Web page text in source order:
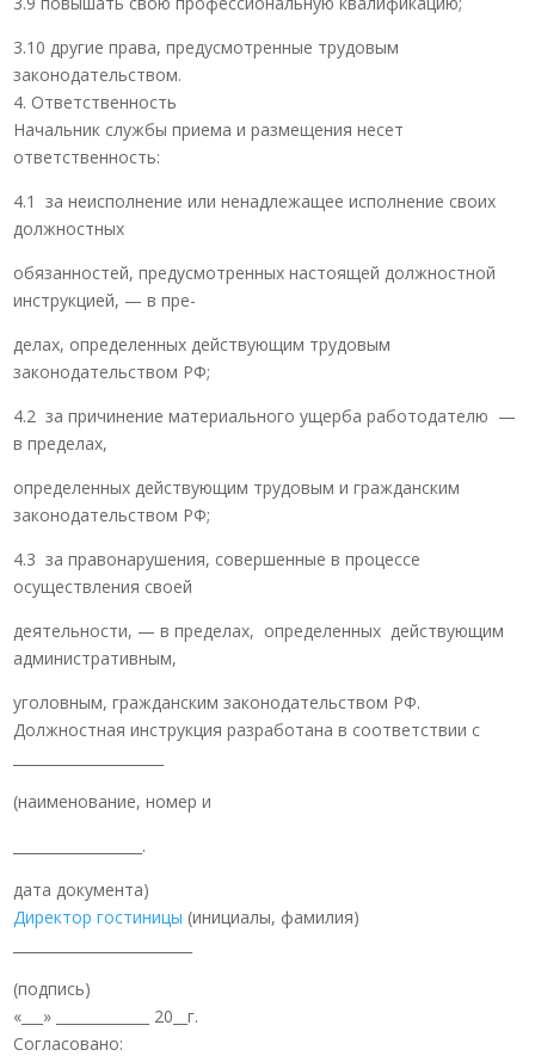
3.10 другие права, предусмотренные трудовым
законодательством.
4. Ответственность
Начальник службы приема и размещения несет
ответственность:
4.1 за неисполнение или ненадлежащее исполнение своих
должностных
обязанностей, предусмотренных настоящей должностной
инструкцией, — в пре-
делах, определенных действующим трудовым
законодательством РФ;
4.2 за причинение материального ущерба работодателю —
в пределах,
определенных действующим трудовым и гражданским
законодательством РФ;
4.3 за правонарушения, совершенные в процессе
осуществления своей
деятельности, — в пределах, определенных действующим
административным,
уголовным, гражданским законодательством РФ.
Должностная инструкция разработана в соответствии с
(наименование, номер и
__________________.
дата документа)
Директор гостиницы (инициалы, фамилия)
(подпись)
«___» _____________ 20__г.
Согласовано: